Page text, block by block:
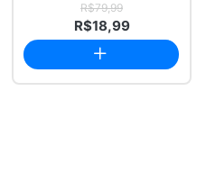
R$79,99
R$18,99